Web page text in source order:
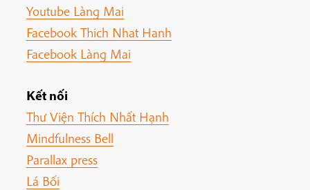
Youtube Làng Mai
Facebook Thich Nhat Hanh
Facebook Làng Mai
Kết nối
Thư Viện Thích Nhất Hạnh
Mindfulness Bell
Parallax press
Lá Bối